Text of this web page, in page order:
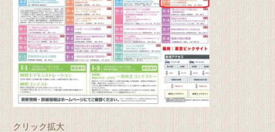
クリック拡大